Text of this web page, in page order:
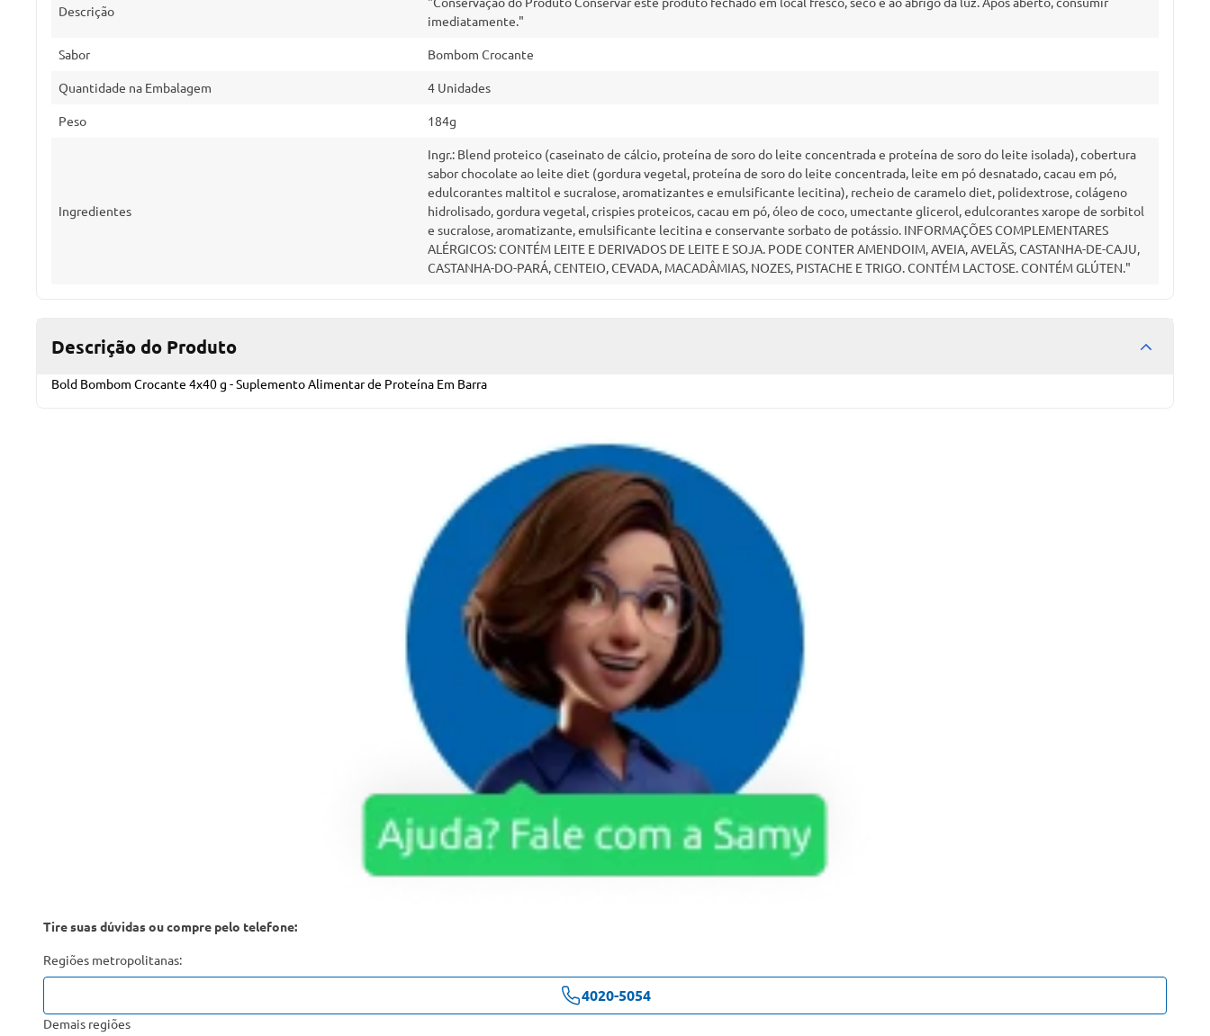
Descrição
imediatamente."
Sabor Bombom Crocante
Quantidade na Embalagem 4 Unidades
Peso 184g
Ingredientes
Ingr.: Blend proteico (caseinato de cálcio, proteína de soro do leite concentrada e proteína de soro do leite isolada), cobertura
sabor chocolate ao leite diet (gordura vegetal, proteína de soro do leite concentrada, leite em pó desnatado, cacau em pó,
edulcorantes maltitol e sucralose, aromatizantes e emulsificante lecitina), recheio de caramelo diet, polidextrose, colágeno
hidrolisado, gordura vegetal, crispies proteicos, cacau em pó, óleo de coco, umectante glicerol, edulcorantes xarope de sorbitol
e sucralose, aromatizante, emulsificante lecitina e conservante sorbato de potássio. INFORMAÇÕES COMPLEMENTARES
ALÉRGICOS: CONTÉM LEITE E DERIVADOS DE LEITE E SOJA. PODE CONTER AMENDOIM, AVEIA, AVELÃS, CASTANHA-DE-CAJU,
CASTANHA-DO-PARÁ, CENTEIO, CEVADA, MACADÂMIAS, NOZES, PISTACHE E TRIGO. CONTÉM LACTOSE. CONTÉM GLÚTEN."
Descrição do Produto
Bold Bombom Crocante 4x40 g - Suplemento Alimentar de Proteína Em Barra
Tire suas dúvidas ou compre pelo telefone:
Regiões metropolitanas:
4020-5054
Demais regiões